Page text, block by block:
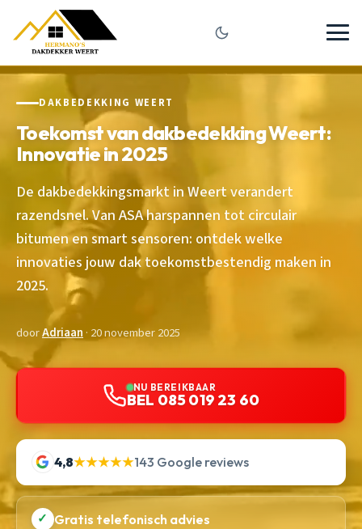
DAKBEDEKKING WEERT
Toekomst van dakbedekking Weert:
Innovatie in 2025
De dakbedekkingsmarkt in Weert verandert
razendsnel. Van ASA harspannen tot circulair
bitumen en smart sensoren: ontdek welke
innovaties jouw dak toekomstbestendig maken in
2025.
doorAdriaan · 20 november 2025
NU BEREIKBAAR
BEL 085 019 23 60
4,8★★★★★143 Google reviews
✓ Gratis telefonisch advies